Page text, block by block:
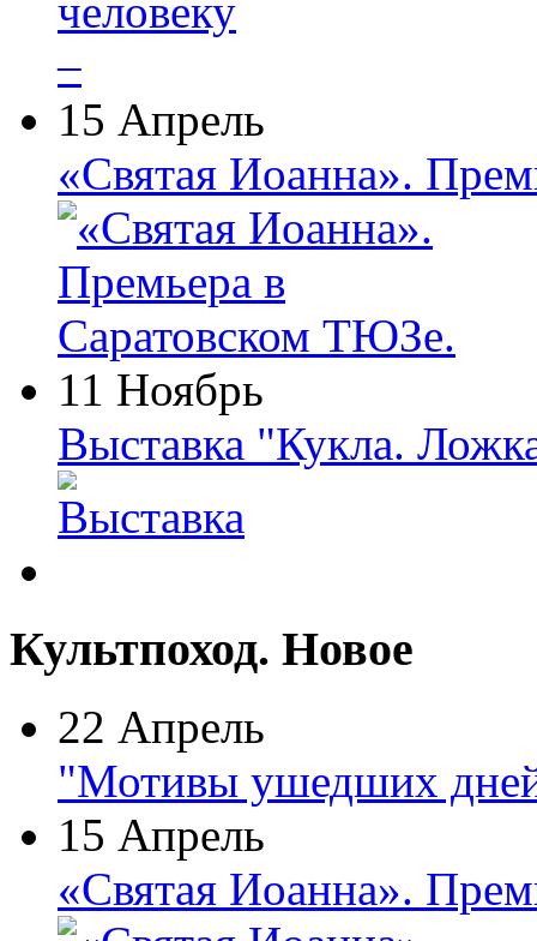
15 Апрель
«Святая Иоанна».
11 Ноябрь
Выставка "Кукла.
Культпоход. Новое
22 Апрель
"Мотивы ушедших
15 Апрель
«Святая Иоанна».